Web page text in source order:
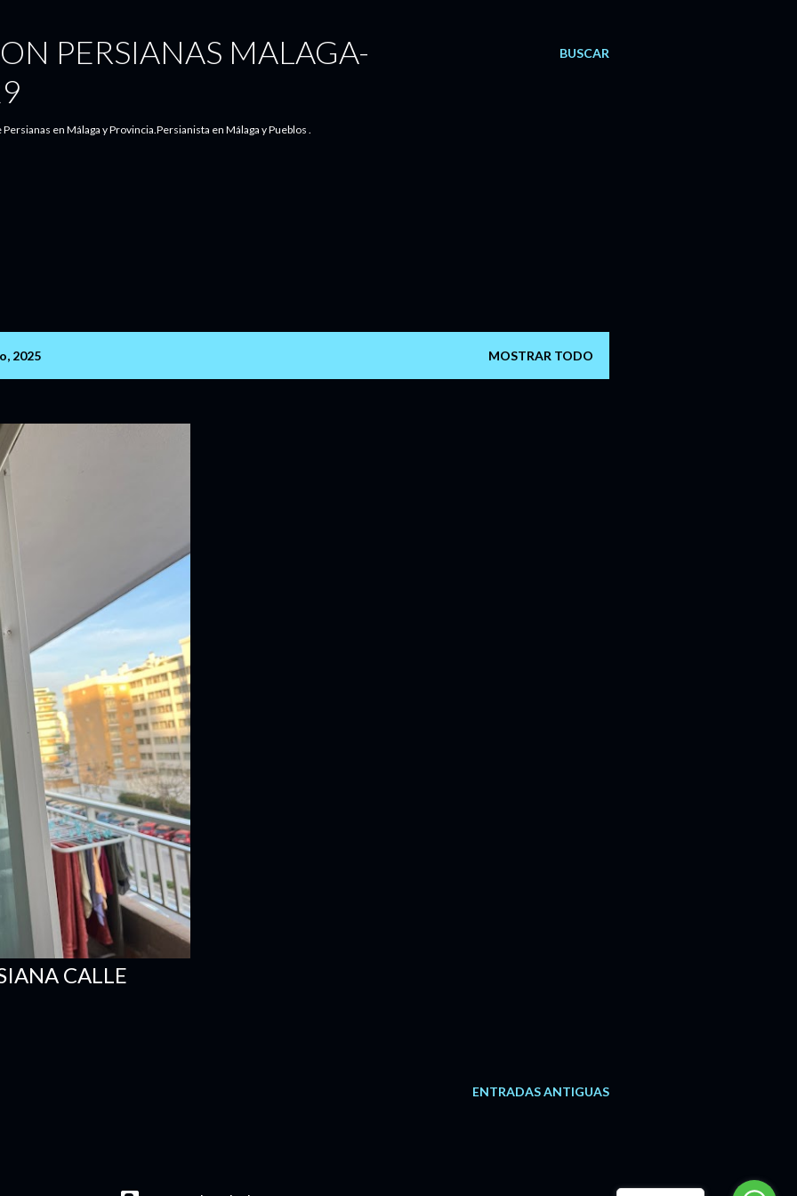
BUSCAR
PERSIANAS MALAGA-
en Málaga y Provincia.Persianista en Málaga y Pueblos .
2025 MOSTRAR TODO
CALLE
ENTRADAS ANTIGUAS